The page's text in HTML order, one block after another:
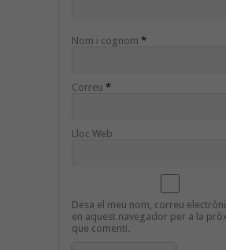
Nom i cognom *
Correu *
Lloc Web
Desa el meu nom, correu
en aquest navegador per a la
que comenti.